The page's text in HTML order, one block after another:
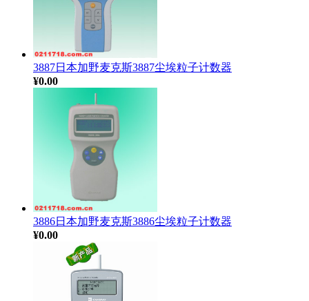
3887日本加野麦克斯3887尘埃粒子计数器
¥0.00
3886日本加野麦克斯3886尘埃粒子计数器
¥0.00